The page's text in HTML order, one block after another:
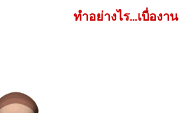
ทำอย่างไร…เบื่องาน